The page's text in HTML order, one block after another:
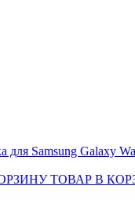
для Samsung Galaxy
ТОВАР В